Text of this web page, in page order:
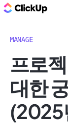
MANAGE
프로
대한
(2025